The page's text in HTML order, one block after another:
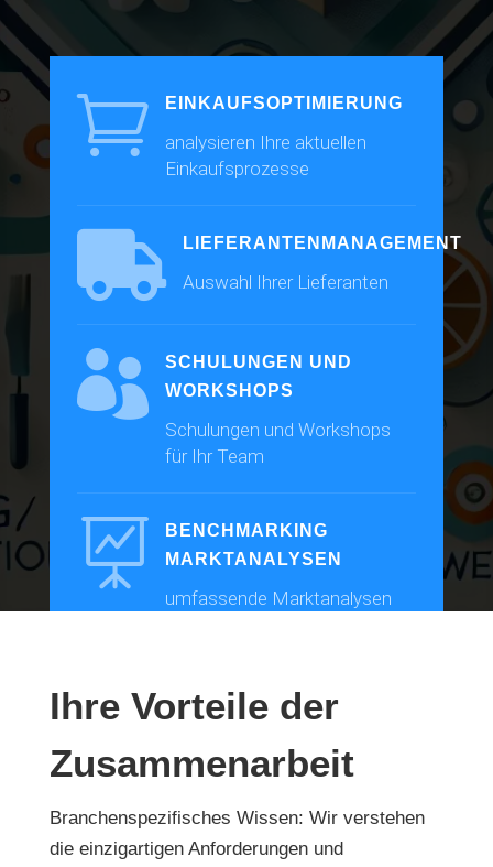
 EINKAUFSOPTIMIERUNG
analysieren Ihre aktuellen
Einkaufsprozesse
 LIEFERANTENMANAGEMENT
Auswahl Ihrer Lieferanten

SCHULUNGEN UND
WORKSHOPS
Schulungen und Workshops
für Ihr Team

BENCHMARKING
MARKTANALYSEN
umfassende Marktanalysen
Ihre Vorteile der
Zusammenarbeit
Branchenspezifisches Wissen: Wir verstehen
die einzigartigen Anforderungen und